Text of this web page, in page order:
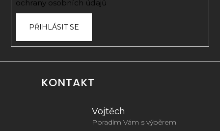
ochrany osobních údajů
PŘIHLÁSIT SE
KONTAKT
Vojtěch
Poradím Vám s výběrem